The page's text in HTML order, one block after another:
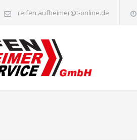
reifen.aufheimer@t-online.de